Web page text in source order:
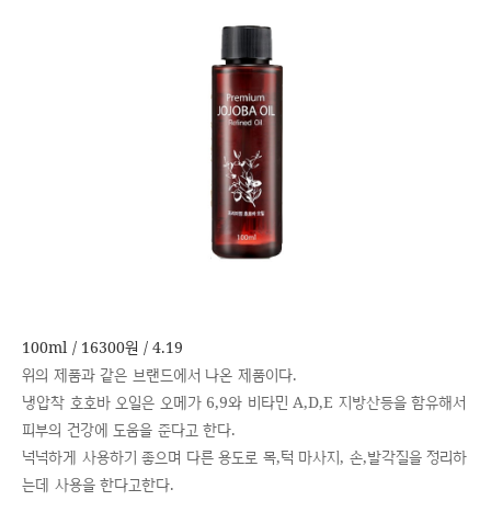
100ml / 16300원 / 4.19
위의 제품과 같은 브랜드에서 나온 제품이다.
냉압착 호호바 오일은 오메가 6,9와 비타민 A,D,E 지방산등을 함유해서
피부의 건강에 도움을 준다고 한다.
넉넉하게 사용하기 좋으며 다른 용도로 목,턱 마사지, 손,발각질을 정리하
는데 사용을 한다고한다.